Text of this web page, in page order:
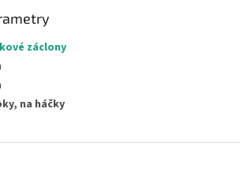
záclony
na háčky